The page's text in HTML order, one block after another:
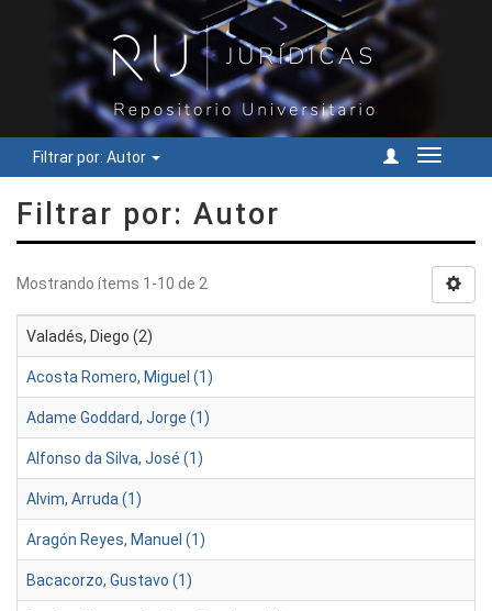
Filtrar por: Autor
Cambiar
Filtrar por: Autor
Mostrando ítems 1-10 de 2
Valadés, Diego (2)
Acosta Romero, Miguel (1)
Adame Goddard, Jorge (1)
Alfonso da Silva, José (1)
Alvim, Arruda (1)
Aragón Reyes, Manuel (1)
Bacacorzo, Gustavo (1)